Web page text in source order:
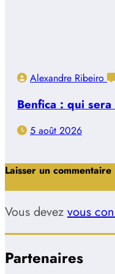
Alexandre Ribeiro
Benfica : qui
5 août 2026
Laisser un commentaire
Vous devez vous
Partenaires